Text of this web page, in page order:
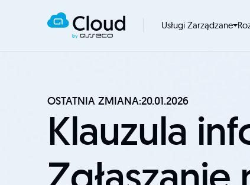
Usługi Zarządzane
OSTATNIA ZMIANA:20.01.2026
Klauzula